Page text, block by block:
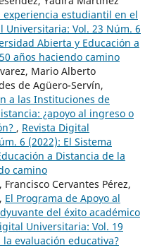
experiencia estudiantil en el
Universitaria: Vol. 23 Núm. 6
Abierta y Educación a
años haciendo camino
Mario Alberto
de Agüero-Servín,
a las Instituciones de
¿apoyo al ingreso o
, Revista Digital
6 (2022): El Sistema
a Distancia de la
camino
Cervantes Pérez,
El Programa de Apoyo al
del éxito académico
Universitaria: Vol. 19
la evaluación educativa?